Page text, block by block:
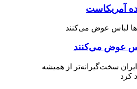
آمریکاست
عوض می‌کنند